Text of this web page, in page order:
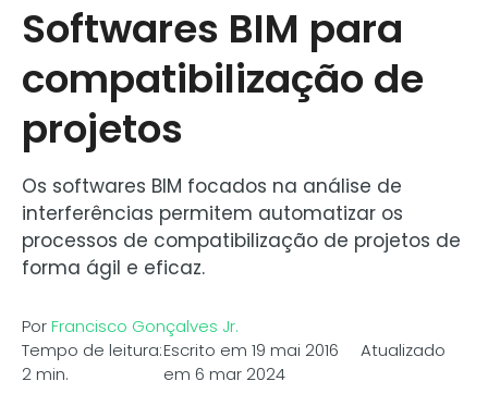
Softwares BIM para
compatibilização de
projetos
Os softwares BIM focados na análise de
interferências permitem automatizar os
processos de compatibilização de projetos de
forma ágil e eficaz.
PorFrancisco Gonçalves Jr.
Tempo de leitura:
2 min.
Escrito em 19 mai 2016 Atualizado
em 6 mar 2024